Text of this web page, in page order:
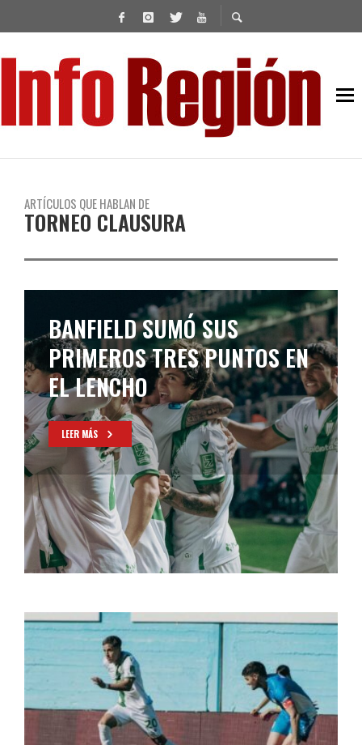
ARTÍCULOS QUE HABLAN DE
TORNEO CLAUSURA
BANFIELD SUMÓ SUS
PRIMEROS TRES PUNTOS EN
EL LENCHO
LEER MÁS